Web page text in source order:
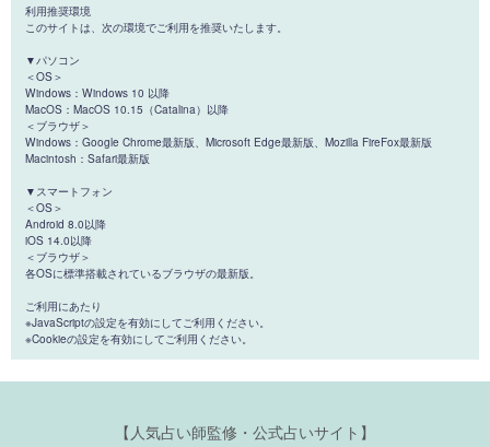
利用推奨環境
このサイトは、次の環境でご利用を推奨いたします。
▼パソコン
＜OS＞
Windows：Windows 10 以降
MacOS：MacOS 10.15（Catalina）以降
＜ブラウザ＞
Windows：Google Chrome最新版、Microsoft Edge最新版、Mozilla FireFox最新版
Macintosh：Safari最新版
▼スマートフォン
＜OS＞
Android 8.0以降
iOS 14.0以降
＜ブラウザ＞
各OSに標準搭載されているブラウザの最新版。
ご利用にあたり
※JavaScriptの設定を有効にしてご利用ください。
※Cookieの設定を有効にしてご利用ください。
【人気占い師監修・公式占いサイト】